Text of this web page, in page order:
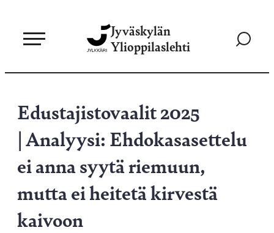
sisältöön
Jyväskylän
Ylioppilaslehti
Siirry
Edustajistovaalit 2025
| Analyysi: Ehdokasasettelu
ei anna syytä riemuun,
mutta ei heitetä kirvestä
kaivoon